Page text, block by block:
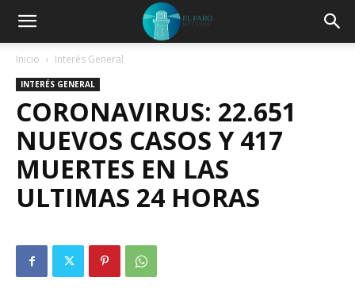
Inicio Interés General
INTERÉS GENERAL
CORONAVIRUS: 22.651
NUEVOS CASOS Y 417
MUERTES EN LAS
ULTIMAS 24 HORAS